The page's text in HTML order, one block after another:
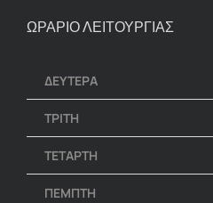
ΩΡΑΡΙΟ ΛΕΙΤΟΥΡΓΙΑΣ
ΔΕΥΤΕΡΑ
ΤΡΙΤΗ
ΤΕΤΑΡΤΗ
ΠΕΜΠΤΗ